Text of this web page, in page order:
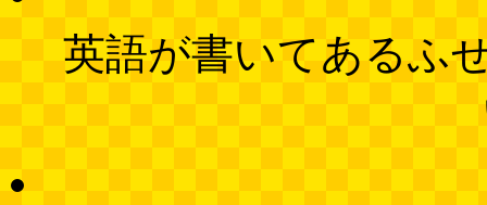
英語が書いてあるふ